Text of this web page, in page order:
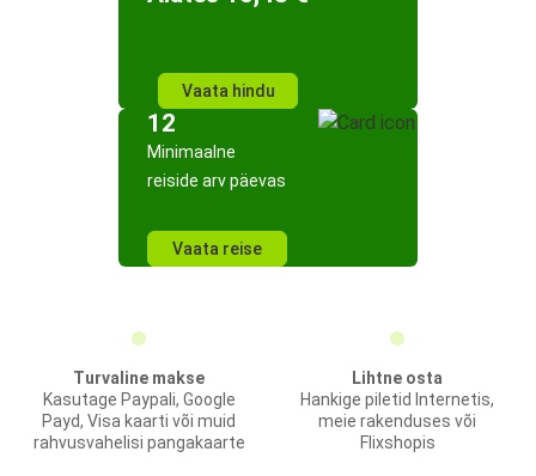
Vaata hindu
12
Minimaalne
reiside arv päevas
Vaata reise
Turvaline makse
Kasutage Paypali, Google
Payd, Visa kaarti või muid
rahvusvahelisi pangakaarte
Lihtne osta
Hankige piletid Internetis,
meie rakenduses või
Flixshopis